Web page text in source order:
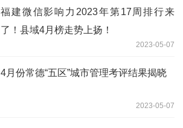
福建微信影响力2023年第17周排行来
了！县域4月榜走势上扬！
2023-05-07
4月份常德“五区”城市管理考评结果揭晓
2023-05-07